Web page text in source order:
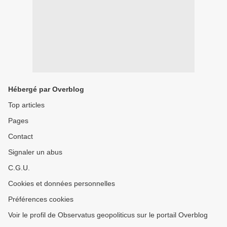
Hébergé par Overblog
Top articles
Pages
Contact
Signaler un abus
C.G.U.
Cookies et données personnelles
Préférences cookies
Voir le profil de Observatus geopoliticus sur le portail Overblog